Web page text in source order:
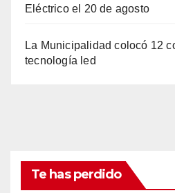
Eléctrico el 20 de agosto
La Municipalidad colocó 12
tecnología led
Te has perdido